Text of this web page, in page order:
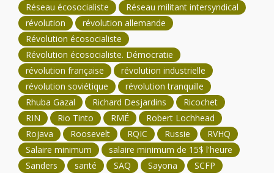
Réseau écosocialiste
Réseau militant intersyndical
révolution
révolution allemande
Révolution écosocialiste
Révolution écosocialiste. Démocratie
révolution française
révolution industrielle
révolution soviétique
révolution tranquille
Rhuba Gazal
Richard Desjardins
Ricochet
RIN
Rio Tinto RMÉ
Robert Lochhead
Rojava
Roosevelt RQIC Russie
RVHQ
Salaire minimum
salaire minimum de 15$ l'heure
Sanders
santé SAQ Sayona
SCFP